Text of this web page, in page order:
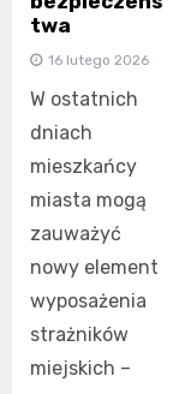
twa
16 lutego 2026
W ostatnich
dniach
mieszkańcy
miasta mogą
zauważyć
nowy element
wyposażenia
strażników
miejskich –